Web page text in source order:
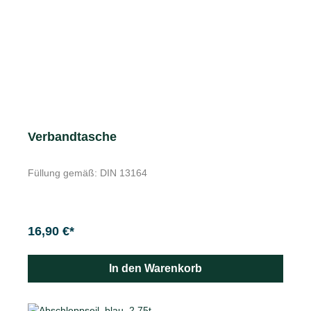
Verbandtasche
Füllung gemäß: DIN 13164
16,90 €*
In den Warenkorb